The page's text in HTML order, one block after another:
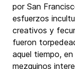
por San
esfuerzos
creativos y
fueron
aquel tiempo,
mezquinos